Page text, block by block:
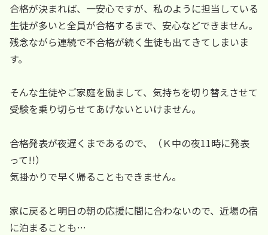
合格が決まれば、一安心ですが、私のように担当している
生徒が多いと全員が合格するまで、安心などできません。
残念ながら連続で不合格が続く生徒も出てきてしまいま
す。
そんな生徒やご家庭を励まして、気持ちを切り替えさせて
受験を乗り切らせてあげないといけません。
合格発表が夜遅くまであるので、（Ｋ中の夜11時に発表
って!!）
気掛かりで早く帰ることもできません。
家に戻ると明日の朝の応援に間に合わないので、近場の宿
に泊まることも…